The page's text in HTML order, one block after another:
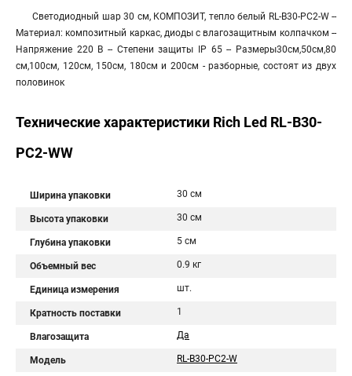
Светодиодный шар 30 см, КОМПОЗИТ, тепло белый RL-B30-PC2-W --
Материал: композитный каркас, диоды с влагозащитным колпачком --
Напряжение 220 В -- Степени защиты IP 65 -- Размеры30см,50см,80
см,100см, 120см, 150см, 180см и 200см - разборные, состоят из двух
половинок
Технические характеристики Rich Led RL-B30-
PC2-WW
Ширина упаковки 30 см
Высота упаковки 30 см
Глубина упаковки 5 см
Объемный вес 0.9 кг
Единица измерения шт.
Кратность поставки 1
Влагозащита Да
Модель RL-B30-PC2-W